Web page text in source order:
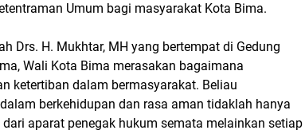
Umum bagi masyarakat Kota Bima.
Drs. H. Mukhtar, MH yang bertempat di Gedung
Wali Kota Bima merasakan bagaimana
ketertiban dalam bermasyarakat. Beliau
berkehidupan dan rasa aman tidaklah hanya
aparat penegak hukum semata melainkan setiap